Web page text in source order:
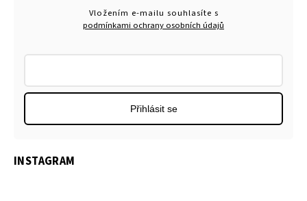
Vložením e-mailu souhlasíte s
podmínkami ochrany osobních údajů
Přihlásit se
INSTAGRAM